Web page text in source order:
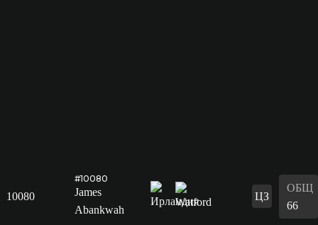
10080
#10080
James
Abankwah
ЦЗ
ОБЩ
66